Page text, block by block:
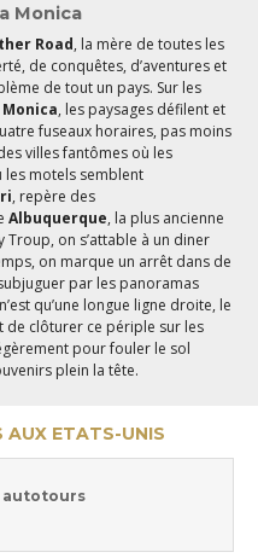
Monica
Road, la mère de toutes les
de conquêtes, d’aventures et
de tout un pays. Sur les
, les paysages défilent et
fuseaux horaires, pas moins
villes fantômes où les
les motels semblent
, repère des
Albuquerque, la plus ancienne
on s’attable à un diner
on marque un arrêt dans de
par les panoramas
qu’une longue ligne droite, le
de clôturer ce périple sur les
pour fouler le sol
plein la tête.
AUX ETATS-UNIS
autotours